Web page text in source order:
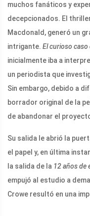
muchos fanáticos y
decepcionados. El
Macdonald, generó un
intrigante. El curioso
inicialmente iba a
un periodista que
Sin embargo, debido a
borrador original de la
de abandonar el
Su salida le abrió la
el papel y, en última
la salida de la 12 años de
empujó al estudio a
Crowe resultó en una